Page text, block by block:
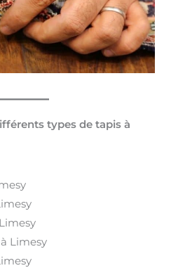
types de tapis à
Limesy